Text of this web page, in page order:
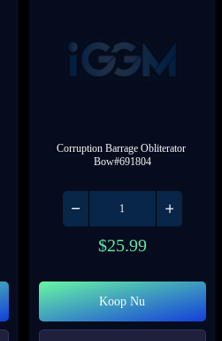
Corruption Barrage Obliterator
Bow#691804
$25.99
Koop Nu